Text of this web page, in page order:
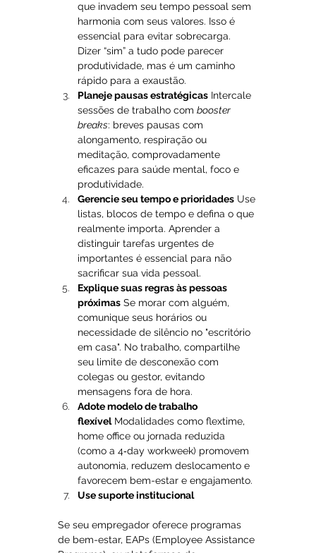
que invadem seu tempo pessoal sem
harmonia com seus valores. Isso é
essencial para evitar sobrecarga.
Dizer “sim” a tudo pode parecer
produtividade, mas é um caminho
rápido para a exaustão.
Planeje pausas estratégicas Intercale
sessões de trabalho com booster
breaks: breves pausas com
alongamento, respiração ou
meditação, comprovadamente
eficazes para saúde mental, foco e
produtividade.
Gerencie seu tempo e prioridades Use
listas, blocos de tempo e defina o que
realmente importa. Aprender a
distinguir tarefas urgentes de
importantes é essencial para não
sacrificar sua vida pessoal.
Explique suas regras às pessoas
próximas Se morar com alguém,
comunique seus horários ou
necessidade de silêncio no "escritório
em casa". No trabalho, compartilhe
seu limite de desconexão com
colegas ou gestor, evitando
mensagens fora de hora.
Adote modelo de trabalho
flexível Modalidades como flextime,
home office ou jornada reduzida
(como a 4‑day workweek) promovem
autonomia, reduzem deslocamento e
favorecem bem-estar e engajamento.
Use suporte institucional
Se seu empregador oferece programas
de bem-estar, EAPs (Employee Assistance